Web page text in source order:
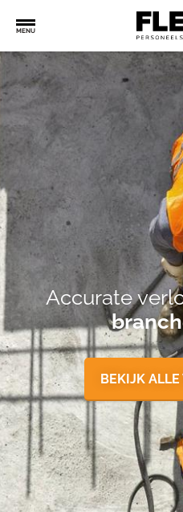
MENU
Accurate
BEKIJK ALLE